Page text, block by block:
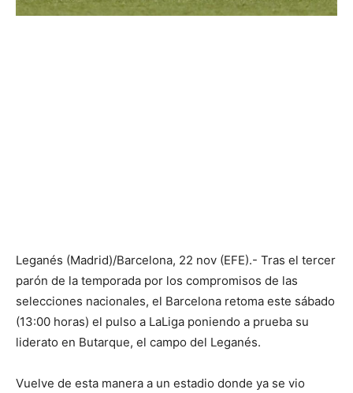
Leganés (Madrid)/Barcelona, 22 nov (EFE).- Tras el tercer
parón de la temporada por los compromisos de las
selecciones nacionales, el Barcelona retoma este sábado
(13:00 horas) el pulso a LaLiga poniendo a prueba su
liderato en Butarque, el campo del Leganés.
Vuelve de esta manera a un estadio donde ya se vio